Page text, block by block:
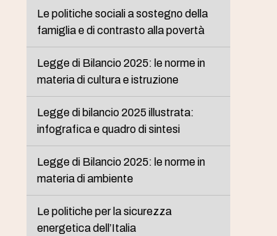
Le politiche sociali a sostegno della
famiglia e di contrasto alla povertà
Legge di Bilancio 2025: le norme in
materia di cultura e istruzione
Legge di bilancio 2025 illustrata:
infografica e quadro di sintesi
Legge di Bilancio 2025: le norme in
materia di ambiente
Le politiche per la sicurezza
energetica dell’Italia